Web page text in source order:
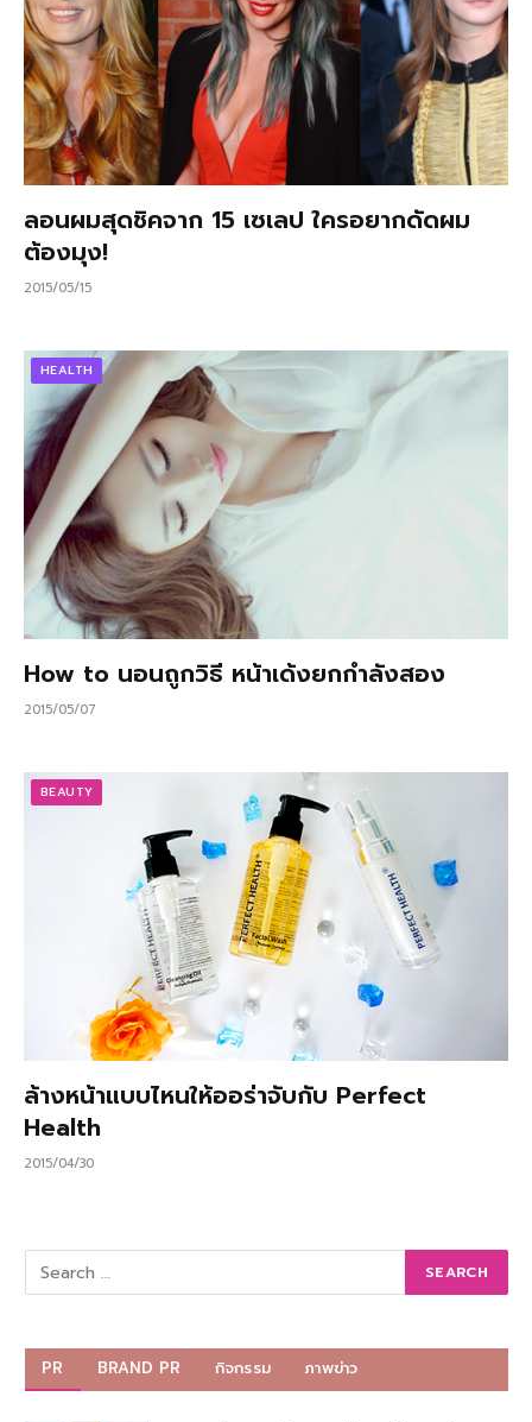
ลอนผมสุดชิคจาก 15 เซเลป ใครอยากดัดผม
ต้องมุง!
2015/05/15
HEALTH
How to นอนถูกวิธี หน้าเด้งยกกำลังสอง
2015/05/07
BEAUTY
ล้างหน้าแบบไหนให้ออร่าจับกับ Perfect
Health
2015/04/30
PR BRAND PR กิจกรรม ภาพข่าว